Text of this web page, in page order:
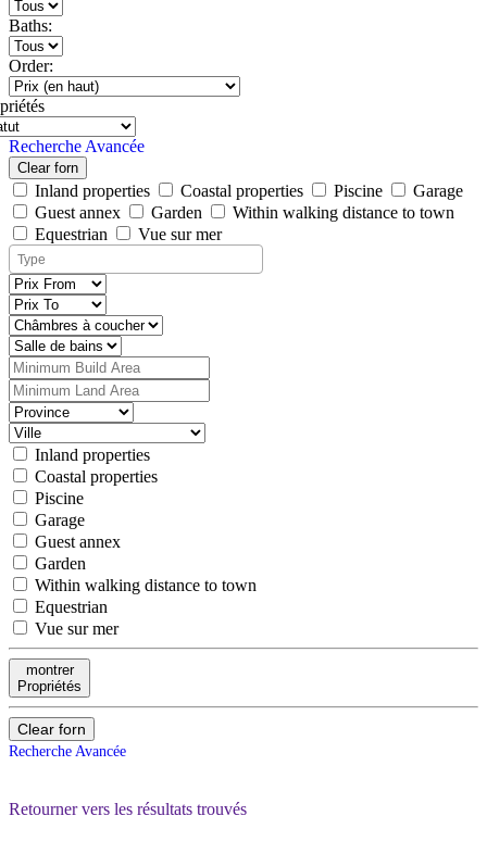
Baths:
Order:
Recherche Avancée
Clear forn
Inland properties Coastal properties Piscine
Garage
Guest annex
Garden
Within walking distance to town
Equestrian
Vue sur mer
Inland properties
Coastal properties
Piscine
Garage
Guest annex
Garden
Within walking distance to town
Equestrian
Vue sur mer
montrer
Propriétés
Clear forn
Recherche Avancée
Retourner vers les résultats trouvés